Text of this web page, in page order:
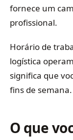
fornece um
profissional.
Horário de
logística
significa que
fins de
O que